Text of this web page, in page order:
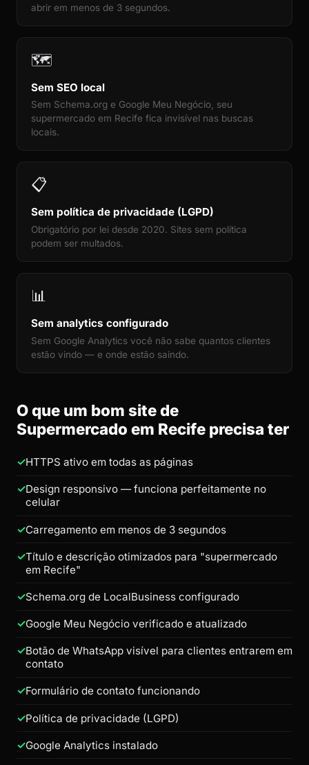
abrir em menos de 3 segundos.
🗺️
Sem SEO local
Sem Schema.org e Google Meu Negócio, seu
supermercado em Recife fica invisível nas buscas
locais.
📋
Sem política de privacidade (LGPD)
Obrigatório por lei desde 2020. Sites sem política
podem ser multados.
📊
Sem analytics configurado
Sem Google Analytics você não sabe quantos clientes
estão vindo — e onde estão saindo.
O que um bom site de
Supermercado em Recife precisa ter
HTTPS ativo em todas as páginas
Design responsivo — funciona perfeitamente no
celular
Carregamento em menos de 3 segundos
Título e descrição otimizados para "supermercado
em Recife"
Schema.org de LocalBusiness configurado
Google Meu Negócio verificado e atualizado
Botão de WhatsApp visível para clientes entrarem em
contato
Formulário de contato funcionando
Política de privacidade (LGPD)
Google Analytics instalado